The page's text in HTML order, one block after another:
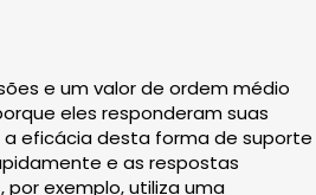
e um valor de ordem médio
eles responderam suas
eficácia desta forma de suporte
e as respostas
exemplo, utiliza uma